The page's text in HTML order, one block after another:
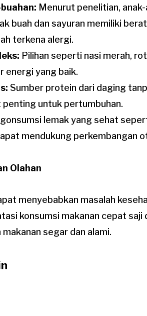
Menurut penelitian,
buah dan sayuran memiliki
terkena alergi.
Pilihan seperti nasi merah,
energi yang baik.
Sumber protein dari daging
untuk pertumbuhan.
lemak yang sehat
mendukung perkembangan
Olahan
menyebabkan masalah
konsumsi makanan cepat saji
segar dan alami.